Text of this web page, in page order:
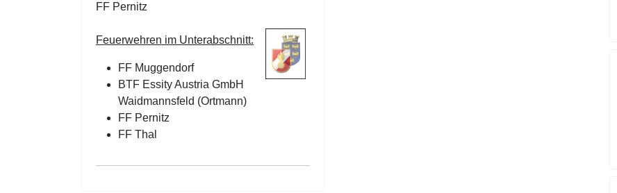
FF Pernitz
Feuerwehren im Unterabschnitt:
FF Muggendorf
BTF Essity Austria GmbH
Waidmannsfeld (Ortmann)
FF Pernitz
FF Thal